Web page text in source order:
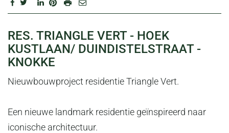
OMSCHRIJVING
RES. TRIANGLE VERT - HOEK
KUSTLAAN/ DUINDISTELSTRAAT -
KNOKKE
Nieuwbouwproject residentie Triangle Vert.
Een nieuwe landmark residentie geïnspireerd naar
iconische architectuur.